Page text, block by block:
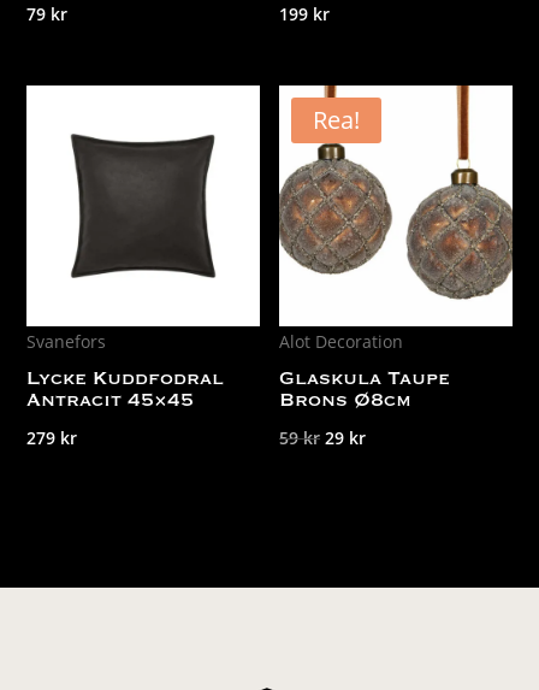
79 kr 199 kr
Svanefors
Lycke Kuddfodral
Antracit 45×45
279 kr
Rea!
Alot Decoration
Glaskula Taupe
Brons Ø8cm
59kr Det
29 krDet